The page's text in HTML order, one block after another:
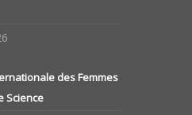
des Femmes
Science